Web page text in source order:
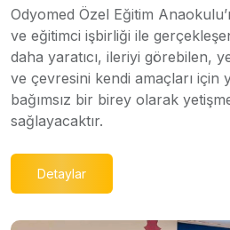
Odyomed Özel Eğitim
ve eğitimci işbirliği ile
daha yaratıcı, ileriyi görebilen,
ve çevresini kendi amaçları için
bağımsız bir birey olarak
sağlayacaktır.
Detaylar